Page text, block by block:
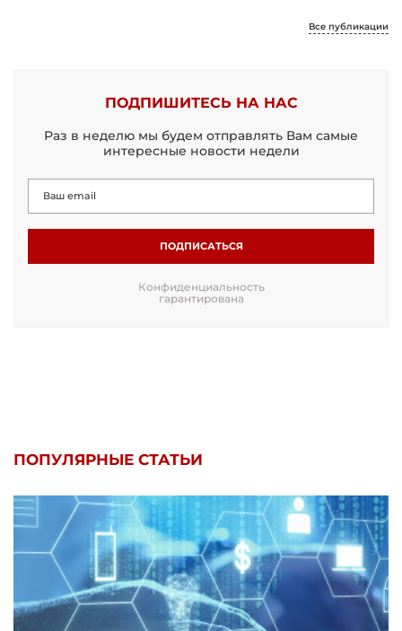
Все публикации
ПОДПИШИТЕСЬ НА НАС
Раз в неделю мы будем отправлять Вам самые
интересные новости недели
ПОДПИСАТЬСЯ
Конфиденциальность
гарантирована
ПОПУЛЯРНЫЕ СТАТЬИ